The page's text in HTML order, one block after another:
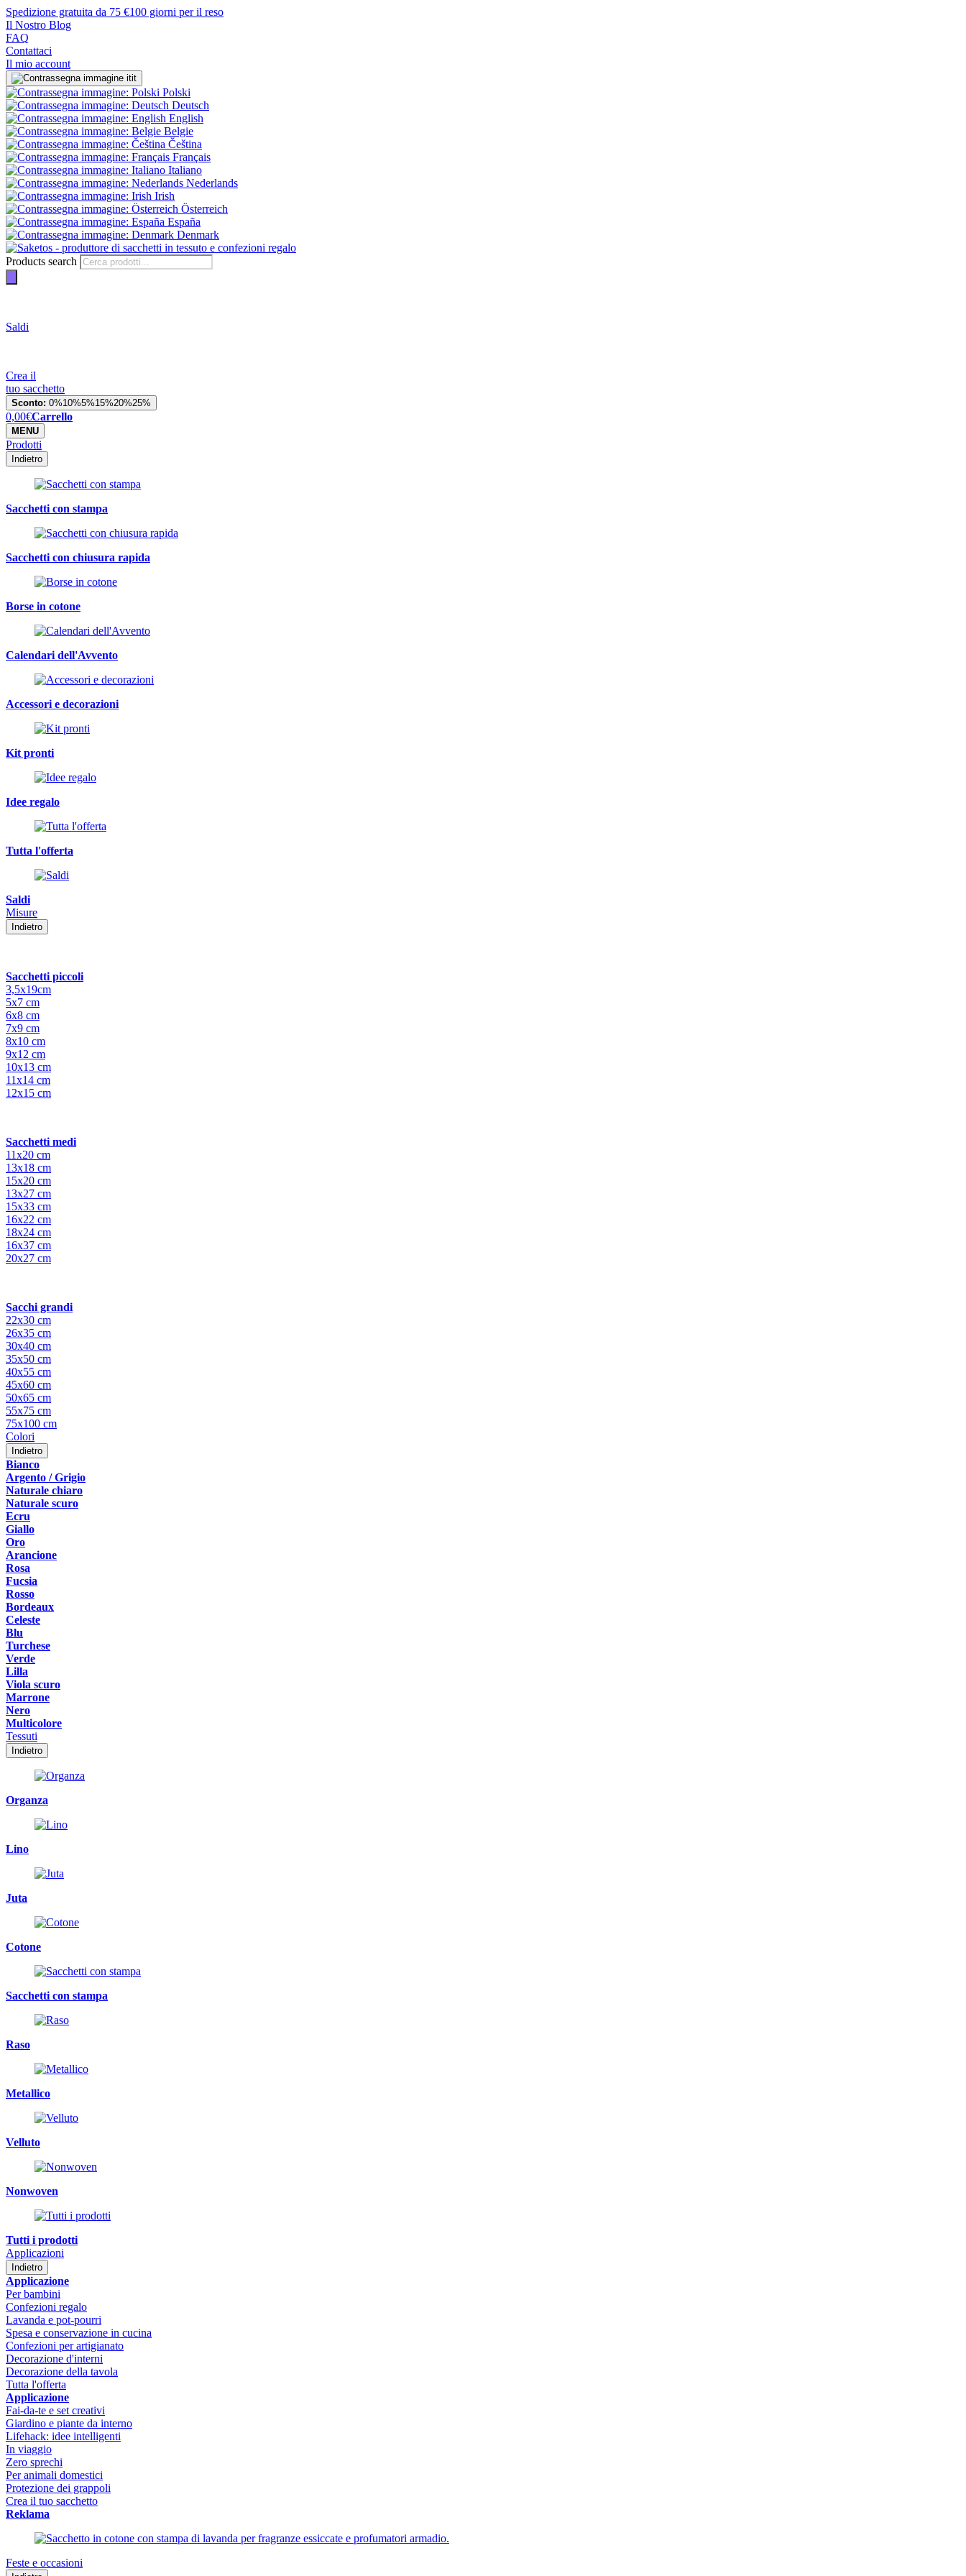
Spedizione gratuita da 75 €100 giorni per il reso
Il Nostro Blog
FAQ
Contattaci
Il mio account
it
Polski
Deutsch
English
Belgie
Čeština
Français
Italiano
Nederlands
Irish
Österreich
España
Denmark
Products search
Saldi
Crea il
tuo sacchetto
Sconto: 0%10%5%15%20%25%
0,00€Carrello
MENU
Prodotti
Indietro
Sacchetti con stampa
Sacchetti con chiusura rapida
Borse in cotone
Calendari dell'Avvento
Accessori e decorazioni
Kit pronti
Idee regalo
Tutta l'offerta
Saldi
Misure
Indietro
Sacchetti piccoli
3,5x19cm
5x7 cm
6x8 cm
7x9 cm
8x10 cm
9x12 cm
10x13 cm
11x14 cm
12x15 cm
Sacchetti medi
11x20 cm
13x18 cm
15x20 cm
13x27 cm
15x33 cm
16x22 cm
18x24 cm
16x37 cm
20x27 cm
Sacchi grandi
22x30 cm
26x35 cm
30x40 cm
35x50 cm
40x55 cm
45x60 cm
50x65 cm
55x75 cm
75x100 cm
Colori
Indietro
Bianco
Argento / Grigio
Naturale chiaro
Naturale scuro
Ecru
Giallo
Oro
Arancione
Rosa
Fucsia
Rosso
Bordeaux
Celeste
Blu
Turchese
Verde
Lilla
Viola scuro
Marrone
Nero
Multicolore
Tessuti
Indietro
Organza
Lino
Juta
Cotone
Sacchetti con stampa
Raso
Metallico
Velluto
Nonwoven
Tutti i prodotti
Applicazioni
Indietro
Applicazione
Per bambini
Confezioni regalo
Lavanda e pot-pourri
Spesa e conservazione in cucina
Confezioni per artigianato
Decorazione d'interni
Decorazione della tavola
Tutta l'offerta
Applicazione
Fai-da-te e set creativi
Giardino e piante da interno
Lifehack: idee intelligenti
In viaggio
Zero sprechi
Per animali domestici
Protezione dei grappoli
Crea il tuo sacchetto
Reklama
Feste e occasioni